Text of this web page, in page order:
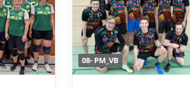
08- PM_VB